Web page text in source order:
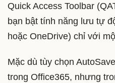
Quick Access Toolbar
bạn bật tính năng lưu tự
hoặc OneDrive) chỉ với
Mặc dù tùy chọn
trong Office365, nhưng